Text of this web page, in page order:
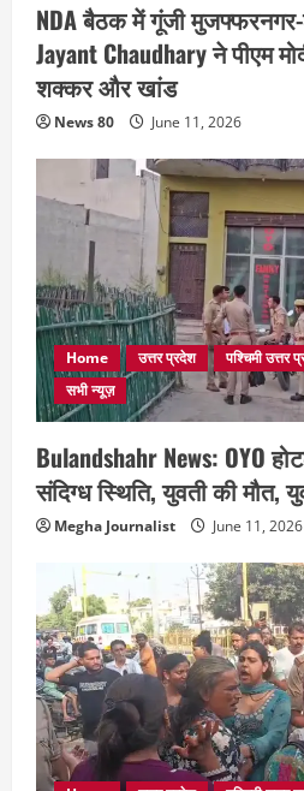
NDA बैठक में गूंजी
Jayant Chaudhary ने पीएम
शक्कर और खांड
News 80 June 11, 2026
Home उत्तर प्रदेश पश्चिमी उत्तर
सभी न्यूज़
Bulandshahr News: OYO
संदिग्ध स्थिति, युवती की मौत,
Megha Journalist June 11, 2026